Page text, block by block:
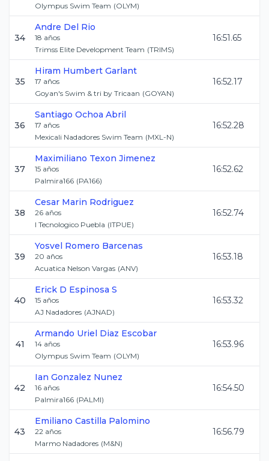
Olympus Swim Team (OLYM)
34
Andre Del Rio
18 años
Trimss Elite Development Team (TRIMS)
16:51.65
35
Hiram Humbert Garlant
17 años
Goyan's Swim & tri by Tricaan (GOYAN)
16:52.17
36
Santiago Ochoa Abril
17 años
Mexicali Nadadores Swim Team (MXL-N)
16:52.28
37
Maximiliano Texon Jimenez
15 años
Palmira166 (PA166)
16:52.62
38
Cesar Marin Rodriguez
26 años
I Tecnologico Puebla (ITPUE)
16:52.74
39
Yosvel Romero Barcenas
20 años
Acuatica Nelson Vargas (ANV)
16:53.18
40
Erick D Espinosa S
15 años
AJ Nadadores (AJNAD)
16:53.32
41
Armando Uriel Diaz Escobar
14 años
Olympus Swim Team (OLYM)
16:53.96
42
Ian Gonzalez Nunez
16 años
Palmira166 (PALMI)
16:54.50
43
Emiliano Castilla Palomino
22 años
Marmo Nadadores (M&N)
16:56.79